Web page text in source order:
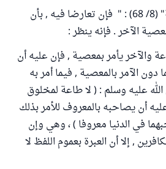
وفي "الموسوعة الفقهية" (8/ 68) : " فإن تعارضا فيه , بأن
الآخر . فإنه ينظر :
والآخر يأمر بمعصية , فإن عليه أن
دون الآمر بالمعصية , فيما أمر به
عليه وسلم : ( لا طاعة لمخلوق
أن يصاحبه بالمعروف للأمر بذلك
في الدنيا معروفا ) ، وهي وإن
, إلا أن العبرة بعموم اللفظ لا